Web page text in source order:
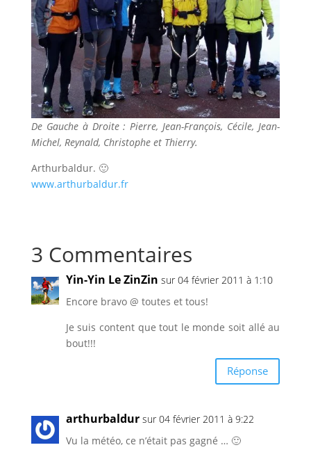
De Gauche à Droite : Pierre, Jean-François, Cécile, Jean-
Michel, Reynald, Christophe et Thierry.
Arthurbaldur. 🙂
www.arthurbaldur.fr
3 Commentaires
Yin-Yin Le ZinZin sur 04 février 2011 à 1:10
Encore bravo @ toutes et tous!
Je suis content que tout le monde soit allé au
bout!!!
Réponse
arthurbaldur sur 04 février 2011 à 9:22
Vu la météo, ce n’était pas gagné … 🙂